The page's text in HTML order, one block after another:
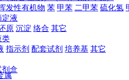
发性有机物 苯 甲苯 二甲苯 硫化氢
定液
原 沉淀 络合 其它
类
指示剂 配套试剂 培养基 其它
剂盒
属